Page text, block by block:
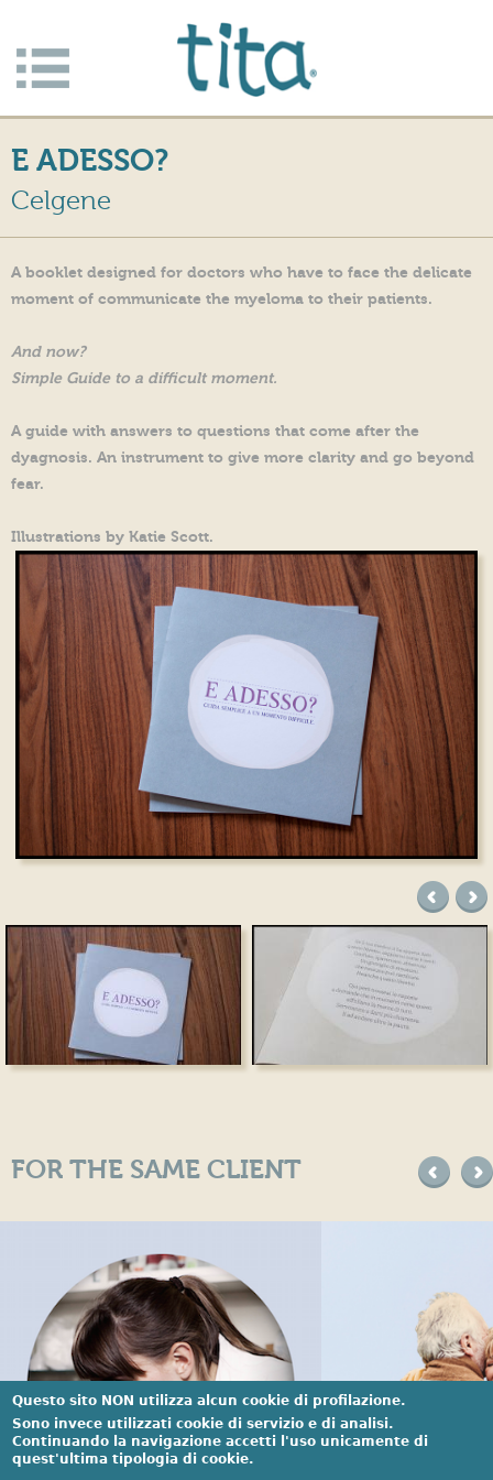
menu
E ADESSO?
Celgene
A booklet designed for doctors who have to face the delicate
moment of communicate the myeloma to their patients.
And now?
Simple Guide to a difficult moment.
A guide with answers to questions that come after the
dyagnosis. An instrument to give more clarity and go beyond
fear.
Illustrations by Katie Scott.
FOR THE SAME CLIENT
Questo sito NON utilizza alcun cookie di profilazione.
Sono invece utilizzati cookie di servizio e di analisi.
Continuando la navigazione accetti l'uso unicamente di
quest'ultima tipologia di cookie.